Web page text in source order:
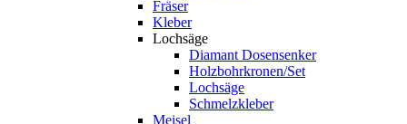
Fräser
Kleber
Lochsäge
Diamant Dosensenker
Holzbohrkronen/Set
Lochsäge
Schmelzkleber
Meisel